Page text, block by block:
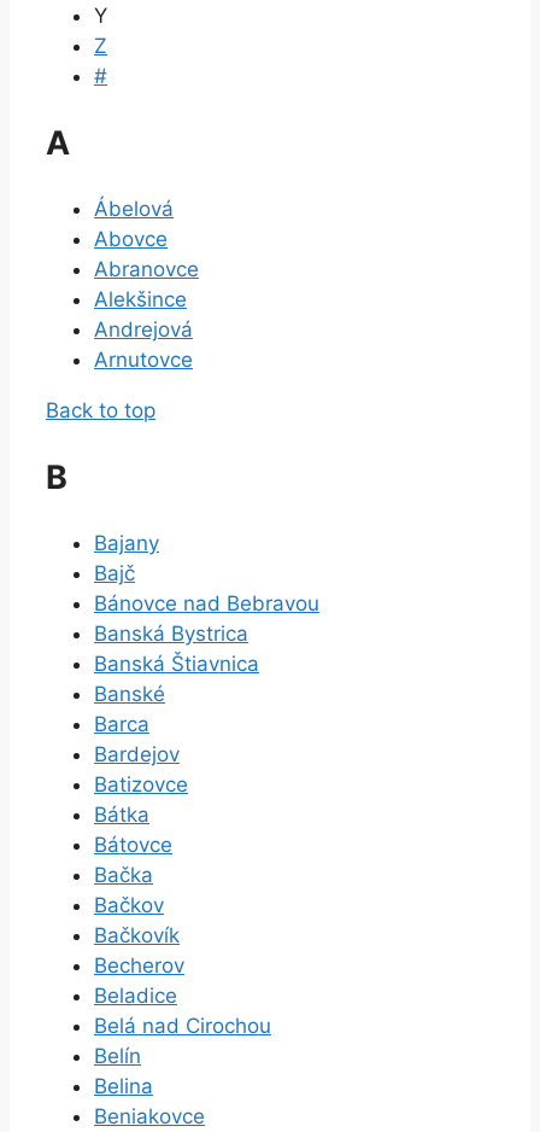
Y
Z
#
A
Ábelová
Abovce
Abranovce
Alekšince
Andrejová
Arnutovce
Back to top
B
Bajany
Bajč
Bánovce nad Bebravou
Banská Bystrica
Banská Štiavnica
Banské
Barca
Bardejov
Batizovce
Bátka
Bátovce
Bačka
Bačkov
Bačkovík
Becherov
Beladice
Belá nad Cirochou
Belín
Belina
Beniakovce